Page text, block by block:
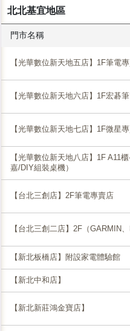
北北基宜地區
門市名稱
【光華數位新天地五店】1F筆電
【光華數位新天地六店】1F宏碁
【光華數位新天地七店】1F微星
【光華數位新天地八店】1F A11
嘉/DIY組裝桌機）
【台北三創店】2F筆電專賣店
【台北三創二店】2F（GARMIN
【新北板橋店】附設家電體驗館
【新北中和店】
【新北新莊鴻金寶店】